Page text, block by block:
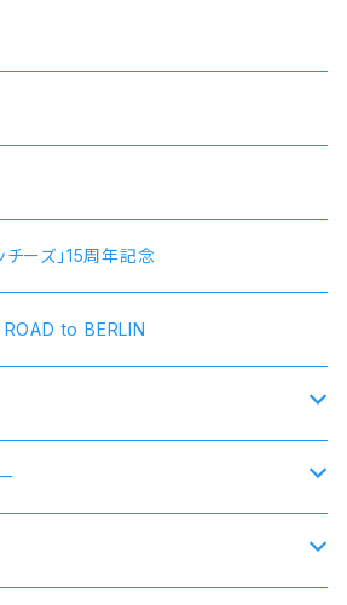
チーズ」15周年記念
ROAD to BERLIN
腕時計 本数限定商品
デル 腕時計 本数限定商品